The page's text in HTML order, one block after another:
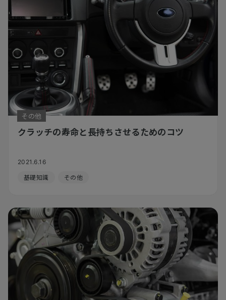
その他
クラッチの寿命と長持ちさせるためのコツ
2021.6.16
基礎知識 その他